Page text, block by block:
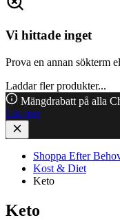
Vi hittade inget
Prova en annan sökterm
Laddar fler produkter...
Mängdrabatt på alla
Läs mer
Shoppa Efter
Kost & Diet
Keto
Keto